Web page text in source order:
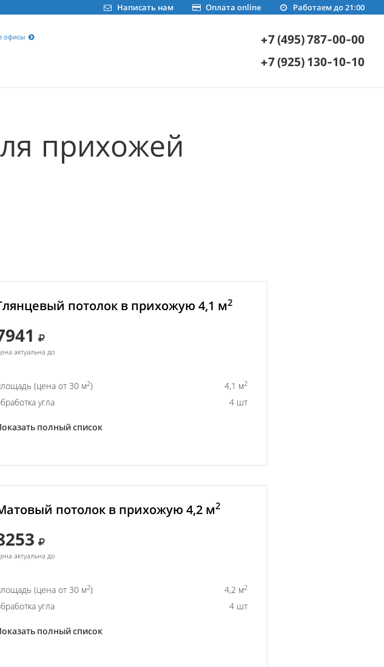
Работаем до 21:00
Оплата online
Написать нам
офисы
+7 (495) 787-00-00
+7 (925) 130-10-10
прихожей
потолок в прихожую 4,1 м2
актуальна до
(цена от 30 м2) 4,1 м2
угла 4 шт
полный список
потолок в прихожую 4,2 м2
актуальна до
(цена от 30 м2) 4,2 м2
угла 4 шт
полный список